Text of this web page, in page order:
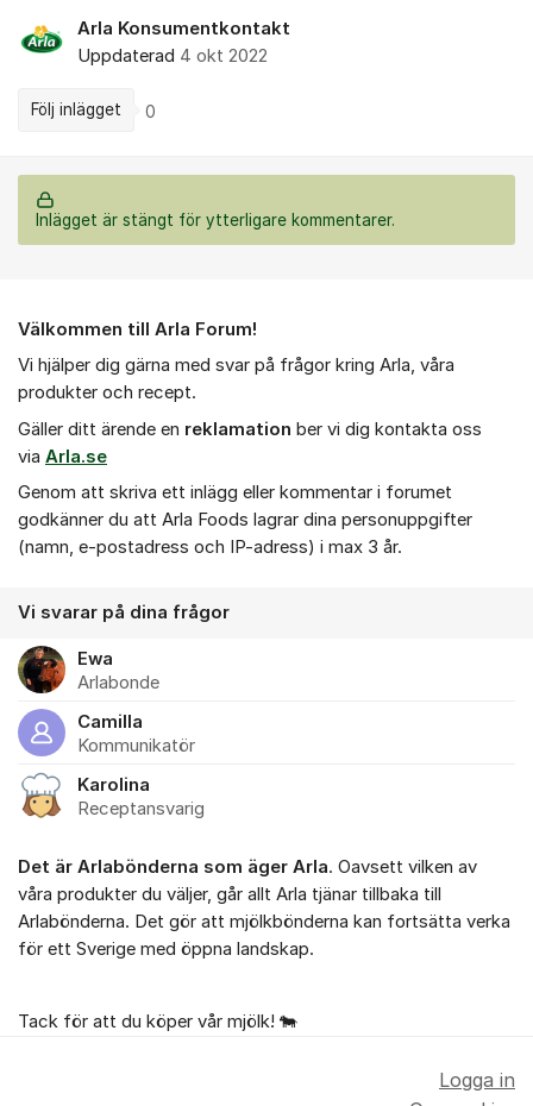
Arla Konsumentkontakt
Uppdaterad 4 okt 2022
Följ inlägget 0
Inlägget är stängt för ytterligare kommentarer.
Välkommen till Arla Forum!
Vi hjälper dig gärna med svar på frågor kring Arla, våra
produkter och recept.
Gäller ditt ärende en reklamation ber vi dig kontakta oss
via Arla.se
Genom att skriva ett inlägg eller kommentar i forumet
godkänner du att Arla Foods lagrar dina personuppgifter
(namn, e-postadress och IP-adress) i max 3 år.
Vi svarar på dina frågor
Ewa
Arlabonde
Camilla
Kommunikatör
Karolina
Receptansvarig
Det är Arlabönderna som äger Arla. Oavsett vilken av
våra produkter du väljer, går allt Arla tjänar tillbaka till
Arlabönderna. Det gör att mjölkbönderna kan fortsätta verka
för ett Sverige med öppna landskap.
Tack för att du köper vår mjölk! 🐄
Logga in